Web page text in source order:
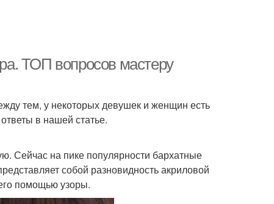
ТОП вопросов мастеру
тем, у некоторых девушек и женщин есть
в нашей статье.
Сейчас на пике популярности бархатные
собой разновидность акриловой
помощью узоры.